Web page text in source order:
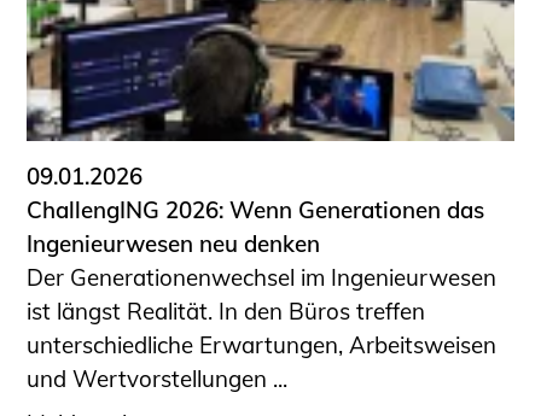
09.01.2026
ChallengING 2026: Wenn Generationen das
Ingenieurwesen neu denken
Der Generationenwechsel im Ingenieurwesen
ist längst Realität. In den Büros treffen
unterschiedliche Erwartungen, Arbeitsweisen
und Wertvorstellungen ...